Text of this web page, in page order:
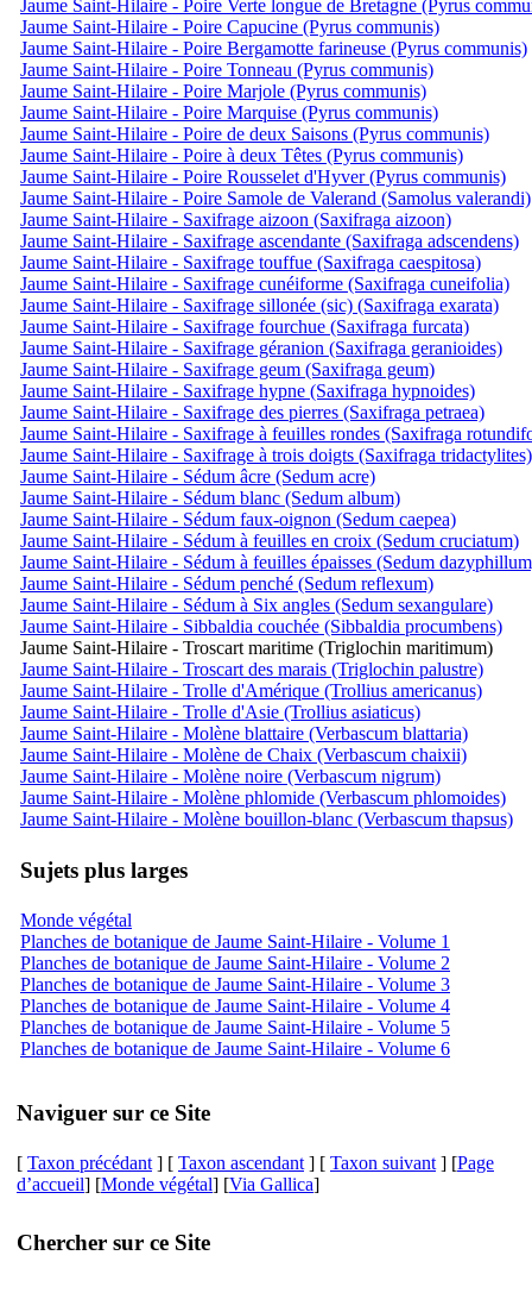
Jaume Saint-Hilaire - Poire Verte longue de Bretagne (Pyrus
Jaume Saint-Hilaire - Poire Capucine (Pyrus communis)
Jaume Saint-Hilaire - Poire Bergamotte farineuse (Pyrus communis)
Jaume Saint-Hilaire - Poire Tonneau (Pyrus communis)
Jaume Saint-Hilaire - Poire Marjole (Pyrus communis)
Jaume Saint-Hilaire - Poire Marquise (Pyrus communis)
Jaume Saint-Hilaire - Poire de deux Saisons (Pyrus communis)
Jaume Saint-Hilaire - Poire à deux Têtes (Pyrus communis)
Jaume Saint-Hilaire - Poire Rousselet d'Hyver (Pyrus communis)
Jaume Saint-Hilaire - Poire Samole de Valerand (Samolus valerandi)
Jaume Saint-Hilaire - Saxifrage aizoon (Saxifraga aizoon)
Jaume Saint-Hilaire - Saxifrage ascendante (Saxifraga adscendens)
Jaume Saint-Hilaire - Saxifrage touffue (Saxifraga caespitosa)
Jaume Saint-Hilaire - Saxifrage cunéiforme (Saxifraga cuneifolia)
Jaume Saint-Hilaire - Saxifrage sillonée (sic) (Saxifraga exarata)
Jaume Saint-Hilaire - Saxifrage fourchue (Saxifraga furcata)
Jaume Saint-Hilaire - Saxifrage géranion (Saxifraga geranioides)
Jaume Saint-Hilaire - Saxifrage geum (Saxifraga geum)
Jaume Saint-Hilaire - Saxifrage hypne (Saxifraga hypnoides)
Jaume Saint-Hilaire - Saxifrage des pierres (Saxifraga petraea)
Jaume Saint-Hilaire - Saxifrage à feuilles rondes (Saxifraga
Jaume Saint-Hilaire - Saxifrage à trois doigts (Saxifraga tridactylites)
Jaume Saint-Hilaire - Sédum âcre (Sedum acre)
Jaume Saint-Hilaire - Sédum blanc (Sedum album)
Jaume Saint-Hilaire - Sédum faux-oignon (Sedum caepea)
Jaume Saint-Hilaire - Sédum à feuilles en croix (Sedum cruciatum)
Jaume Saint-Hilaire - Sédum à feuilles épaisses (Sedum
Jaume Saint-Hilaire - Sédum penché (Sedum reflexum)
Jaume Saint-Hilaire - Sédum à Six angles (Sedum sexangulare)
Jaume Saint-Hilaire - Sibbaldia couchée (Sibbaldia procumbens)
Jaume Saint-Hilaire - Troscart maritime (Triglochin maritimum)
Jaume Saint-Hilaire - Troscart des marais (Triglochin palustre)
Jaume Saint-Hilaire - Trolle d'Amérique (Trollius americanus)
Jaume Saint-Hilaire - Trolle d'Asie (Trollius asiaticus)
Jaume Saint-Hilaire - Molène blattaire (Verbascum blattaria)
Jaume Saint-Hilaire - Molène de Chaix (Verbascum chaixii)
Jaume Saint-Hilaire - Molène noire (Verbascum nigrum)
Jaume Saint-Hilaire - Molène phlomide (Verbascum phlomoides)
Jaume Saint-Hilaire - Molène bouillon-blanc (Verbascum thapsus)
Sujets plus larges
Monde végétal
Planches de botanique de Jaume Saint-Hilaire - Volume 1
Planches de botanique de Jaume Saint-Hilaire - Volume 2
Planches de botanique de Jaume Saint-Hilaire - Volume 3
Planches de botanique de Jaume Saint-Hilaire - Volume 4
Planches de botanique de Jaume Saint-Hilaire - Volume 5
Planches de botanique de Jaume Saint-Hilaire - Volume 6
Naviguer sur ce Site
[ Taxon précédant ] [ Taxon ascendant ] [ Taxon suivant ] [Page
d’accueil] [Monde végétal] [Via Gallica]
Chercher sur ce Site